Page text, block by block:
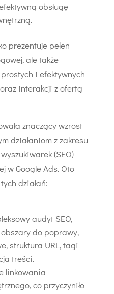
obsługę
prezentuje pełen
ale także
i efektywnych
interakcji z ofertą
znaczący wzrost
działaniom z zakresu
(SEO)
w Google Ads. Oto
działań:
audyt SEO,
do poprawy,
struktura URL, tagi
treści.
linkowania
co przyczyniło